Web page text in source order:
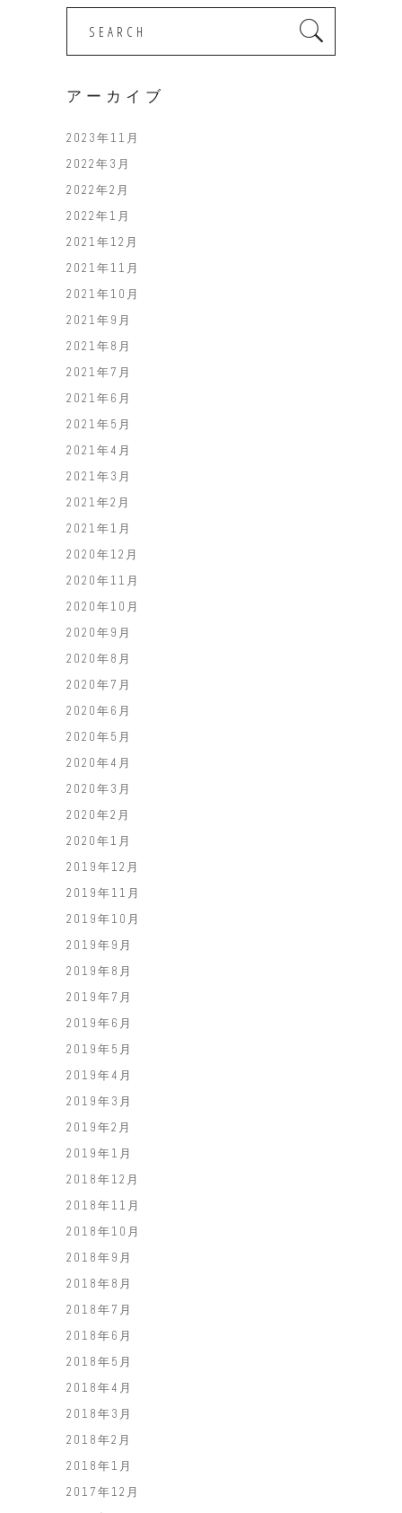
アーカイブ
2023年11月
2022年3月
2022年2月
2022年1月
2021年12月
2021年11月
2021年10月
2021年9月
2021年8月
2021年7月
2021年6月
2021年5月
2021年4月
2021年3月
2021年2月
2021年1月
2020年12月
2020年11月
2020年10月
2020年9月
2020年8月
2020年7月
2020年6月
2020年5月
2020年4月
2020年3月
2020年2月
2020年1月
2019年12月
2019年11月
2019年10月
2019年9月
2019年8月
2019年7月
2019年6月
2019年5月
2019年4月
2019年3月
2019年2月
2019年1月
2018年12月
2018年11月
2018年10月
2018年9月
2018年8月
2018年7月
2018年6月
2018年5月
2018年4月
2018年3月
2018年2月
2018年1月
2017年12月